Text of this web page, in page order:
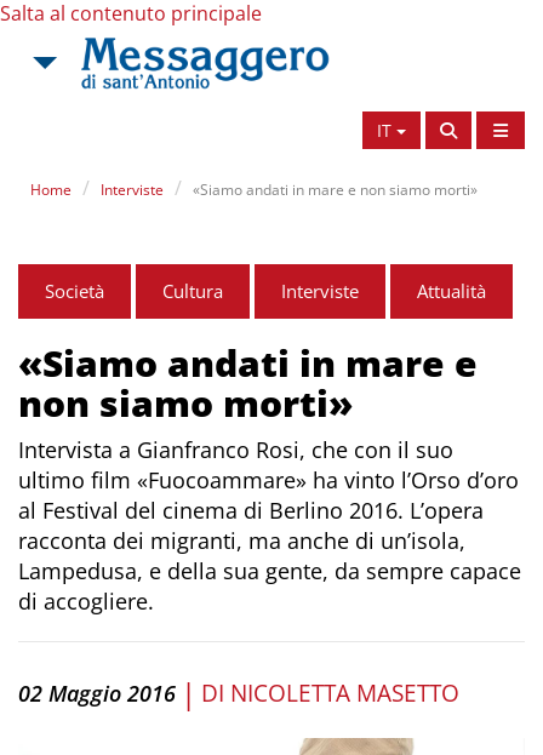
Salta al contenuto principale
IT
Home Interviste «Siamo andati in mare e non siamo morti»
Società Cultura Interviste Attualità
«Siamo andati in mare e
non siamo morti»
Intervista a Gianfranco Rosi, che con il suo
ultimo film «Fuocoammare» ha vinto l’Orso d’oro
al Festival del cinema di Berlino 2016. L’opera
racconta dei migranti, ma anche di un’isola,
Lampedusa, e della sua gente, da sempre capace
di accogliere.
02 Maggio 2016 | DI NICOLETTA MASETTO